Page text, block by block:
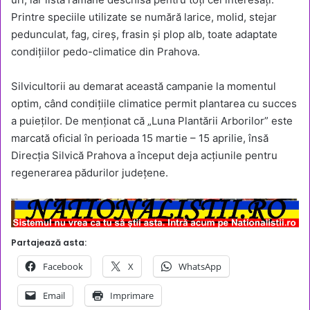
Printre speciile utilizate se numără larice, molid, stejar
pedunculat, fag, cireș, frasin și plop alb, toate adaptate
condițiilor pedo-climatice din Prahova.
Silvicultorii au demarat această campanie la momentul
optim, când condițiile climatice permit plantarea cu succes
a puieților. De menționat că „Luna Plantării Arborilor” este
marcată oficial în perioada 15 martie – 15 aprilie, însă
Direcția Silvică Prahova a început deja acțiunile pentru
regenerarea pădurilor județene.
Partajează asta:
Facebook X WhatsApp
Email Imprimare